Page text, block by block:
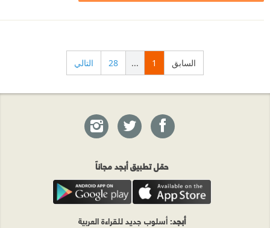
السابق 1
...
28 التالي
حمّل تطبيق أبجد مجاناً
أبجد: أسلوب جديد للقراءة العربية